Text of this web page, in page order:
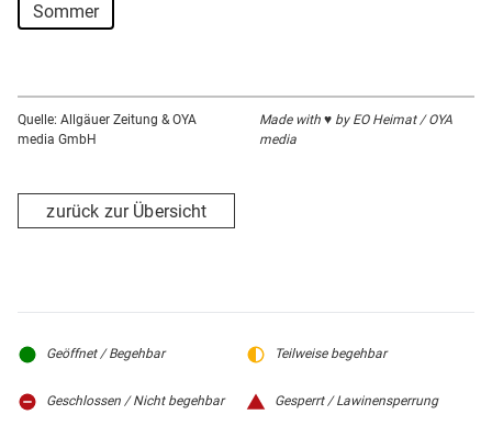
Sommer
Quelle: Allgäuer Zeitung & OYA
media GmbH
Made with ♥ by EO Heimat / OYA
media
zurück zur Übersicht
Geöffnet / Begehbar Teilweise begehbar
Geschlossen / Nicht begehbar Gesperrt / Lawinensperrung